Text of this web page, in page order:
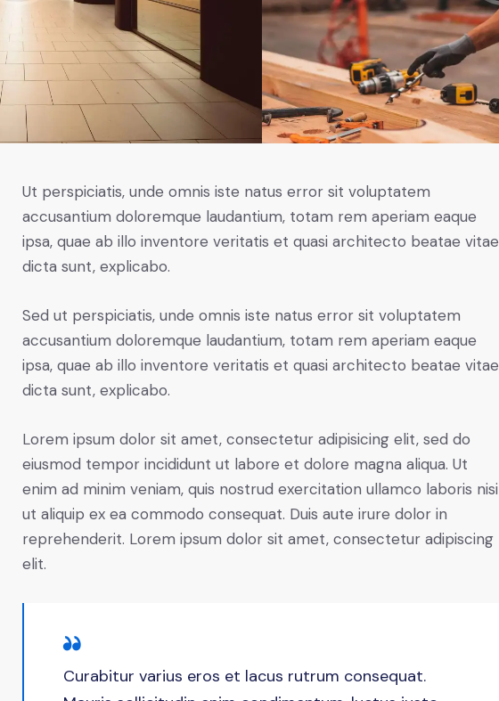
Ut perspiciatis, unde omnis iste natus error sit voluptatem
accusantium doloremque laudantium, totam rem aperiam eaque
ipsa, quae ab illo inventore veritatis et quasi architecto beatae vitae
dicta sunt, explicabo.
Sed ut perspiciatis, unde omnis iste natus error sit voluptatem
accusantium doloremque laudantium, totam rem aperiam eaque
ipsa, quae ab illo inventore veritatis et quasi architecto beatae vitae
dicta sunt, explicabo.
Lorem ipsum dolor sit amet, consectetur adipisicing elit, sed do
eiusmod tempor incididunt ut labore et dolore magna aliqua. Ut
enim ad minim veniam, quis nostrud exercitation ullamco laboris nisi
ut aliquip ex ea commodo consequat. Duis aute irure dolor in
reprehenderit. Lorem ipsum dolor sit amet, consectetur adipiscing
elit.
Curabitur varius eros et lacus rutrum consequat.